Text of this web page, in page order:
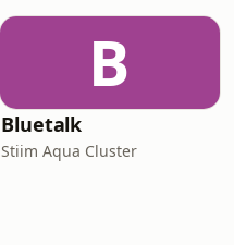
B
Bluetalk
Stiim Aqua Cluster